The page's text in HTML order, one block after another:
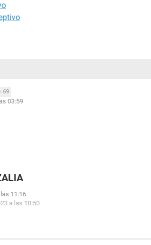
69
03:59
11:16
a las 10:50